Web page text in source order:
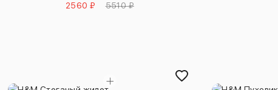
2560 ₽ 5510 ₽